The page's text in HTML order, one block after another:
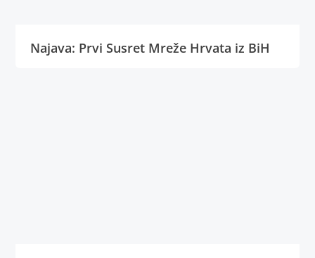
Najava: Prvi Susret Mreže Hrvata iz BiH